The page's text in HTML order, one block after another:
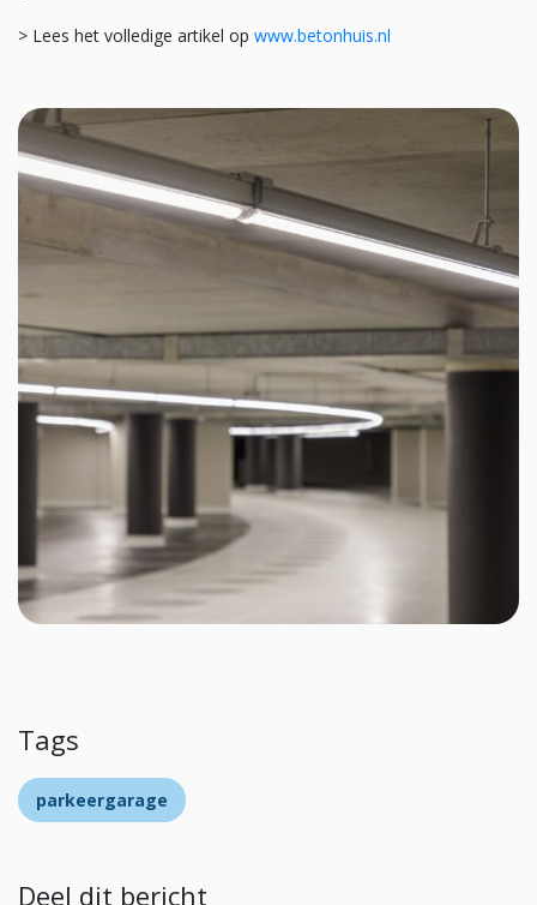
> Lees het volledige artikel op www.betonhuis.nl
Tags
parkeergarage
Deel dit bericht